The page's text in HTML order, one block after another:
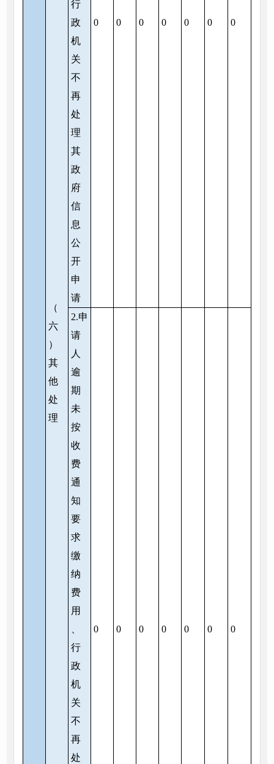
（
六
）
其
他
处
理
行
政
机
关
不
再
处
理
其
政
府
信
息
公
开
申
请
0 0 0 0 0 0 0
2.申
请
人
逾
期
未
按
收
费
通
知
要
求
缴
纳
费
用
行
政
机
关
不
再
处
0 0 0 0 0 0 0